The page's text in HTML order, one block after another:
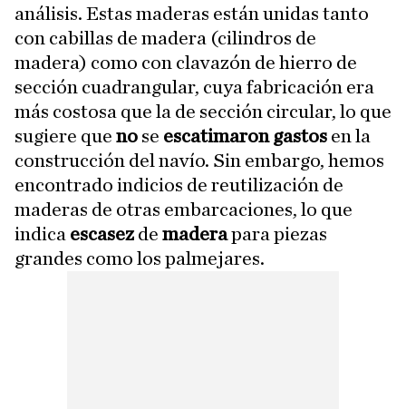
análisis. Estas maderas están unidas tanto
con cabillas de madera (cilindros de
madera) como con clavazón de hierro de
sección cuadrangular, cuya fabricación era
más costosa que la de sección circular, lo que
sugiere que no se escatimaron gastos en la
construcción del navío. Sin embargo, hemos
encontrado indicios de reutilización de
maderas de otras embarcaciones, lo que
indica escasezde maderapara piezas
grandes como los palmejares.